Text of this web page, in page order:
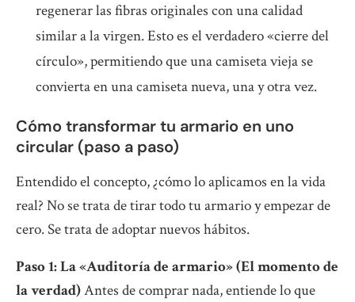
regenerar las fibras originales con una calidad
similar a la virgen. Esto es el verdadero «cierre del
círculo», permitiendo que una camiseta vieja se
convierta en una camiseta nueva, una y otra vez.
Cómo transformar tu armario en uno
circular (paso a paso)
Entendido el concepto, ¿cómo lo aplicamos en la vida
real? No se trata de tirar todo tu armario y empezar de
cero. Se trata de adoptar nuevos hábitos.
Paso 1: La «Auditoría de armario» (El momento de
la verdad)Antes de comprar nada, entiende lo que